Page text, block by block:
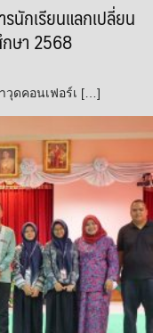
นักเรียนแลกเปลี่ยน
กษา 2568
วุดคอนเฟอร์เ […]